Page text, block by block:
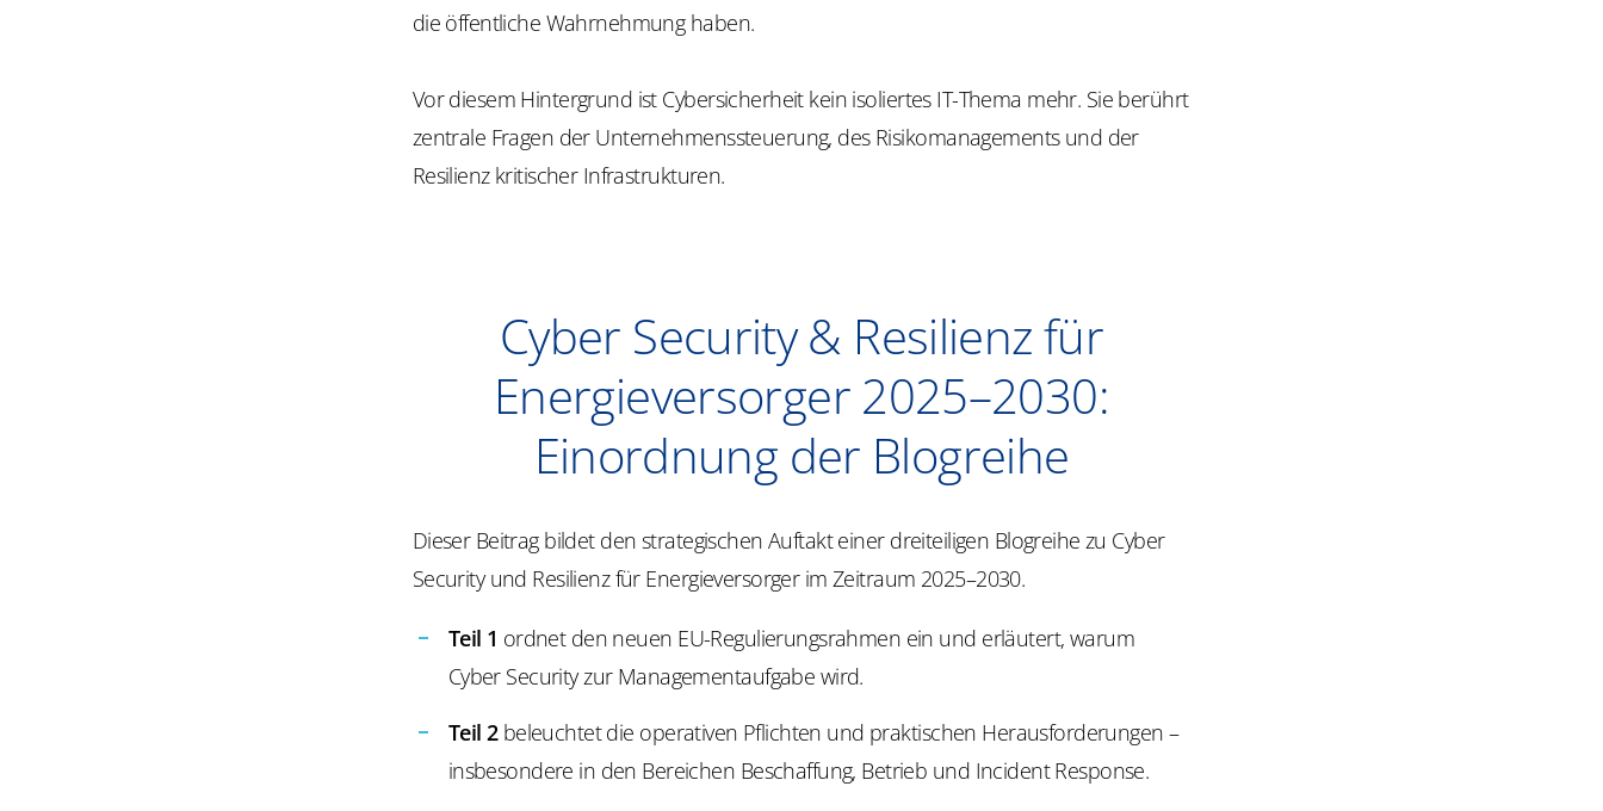
die öffentliche Wahrnehmung haben.
Vor diesem Hintergrund ist Cybersicherheit kein isoliertes IT-Thema mehr. Sie berührt
zentrale Fragen der Unternehmenssteuerung, des Risikomanagements und der
Resilienz kritischer Infrastrukturen.
Cyber Security & Resilienz für
Energieversorger 2025–2030:
Einordnung der Blogreihe
Dieser Beitrag bildet den strategischen Auftakt einer dreiteiligen Blogreihe zu Cyber
Security und Resilienz für Energieversorger im Zeitraum 2025–2030.
Teil 1 ordnet den neuen EU-Regulierungsrahmen ein und erläutert, warum
CyberSecurity zur Managementaufgabe wird.
Teil 2 beleuchtet die operativen Pflichten und praktischen Herausforderungen –
insbesondere in den Bereichen Beschaffung, Betrieb und IncidentResponse.